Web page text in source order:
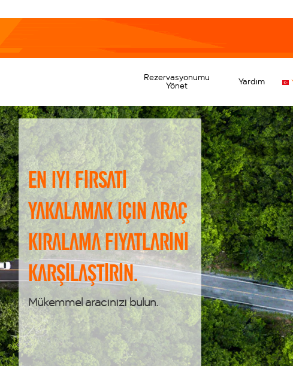
Rezervasyonumu
Yönet
Yardım
En iyi fırsatı
yakalamak için araç
kiralama fiyatlarını
karşılaştırın.
Mükemmel aracınızı bulun.